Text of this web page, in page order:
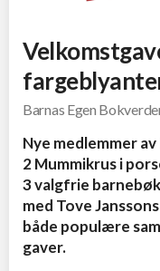
Barnas Egen
Nye medlemmer
2 Mummikrus i
3 valgfrie
med Tove
både populære
gaver.